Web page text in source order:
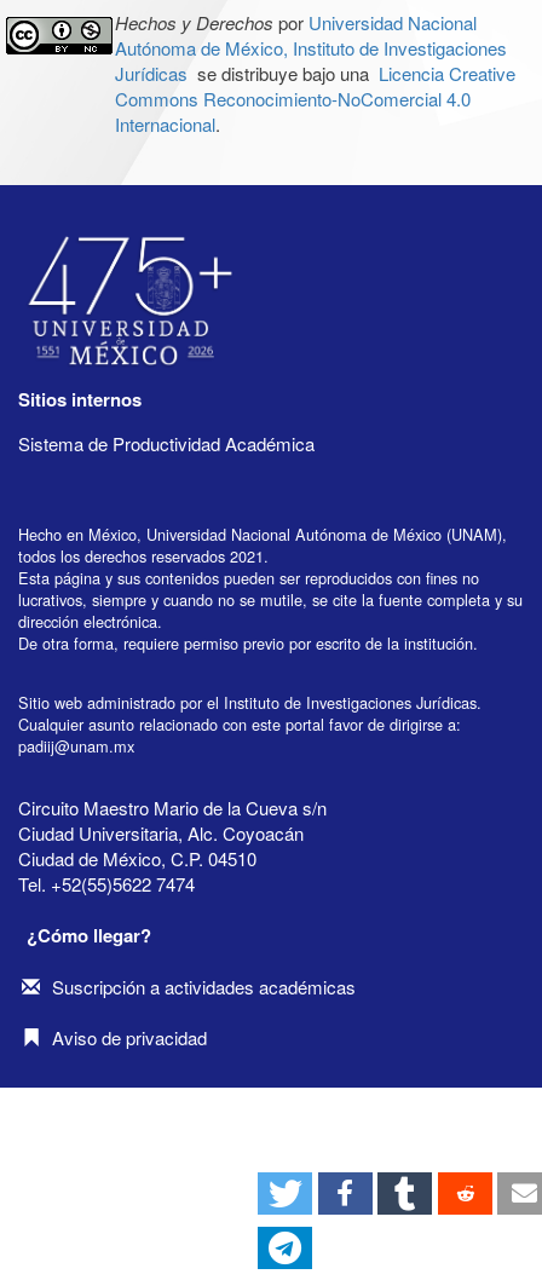
Hechos y Derechos por Universidad Nacional
Autónoma de México, Instituto de Investigaciones
Jurídicas se distribuye bajo una Licencia Creative
Commons Reconocimiento-NoComercial 4.0
Internacional.
Sitios internos
Sistema de Productividad Académica
Hecho en México, Universidad Nacional Autónoma de México (UNAM),
todos los derechos reservados 2021.
Esta página y sus contenidos pueden ser reproducidos con fines no
lucrativos, siempre y cuando no se mutile, se cite la fuente completa y su
dirección electrónica.
De otra forma, requiere permiso previo por escrito de la institución.
Sitio web administrado por el Instituto de Investigaciones Jurídicas.
Cualquier asunto relacionado con este portal favor de dirigirse a:
padiij@unam.mx
Circuito Maestro Mario de la Cueva s/n
Ciudad Universitaria, Alc. Coyoacán
Ciudad de México, C.P. 04510
Tel. +52(55)5622 7474
¿Cómo llegar?
Suscripción a actividades académicas
Aviso de privacidad